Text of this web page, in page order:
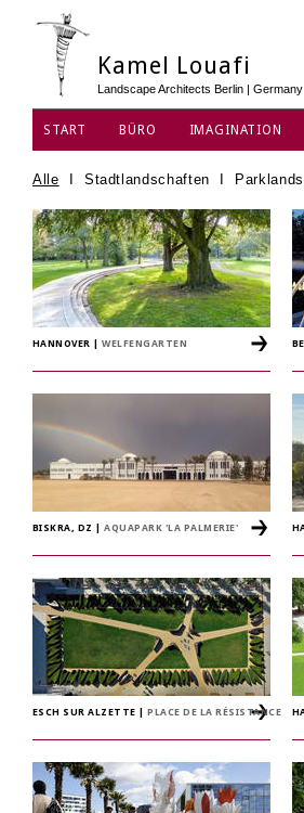
Kamel Louafi
Landscape Architects Berlin | Germany
START BÜRO IMAGINATION
DATENSCHUTZ
Alle Stadtlandschaften
HANNOVER |WELFENGARTEN
BISKRA, DZ |AQUAPARK 'LA PALMERIE'
ESCH SUR ALZETTE |PLACE DE LA RÉSISTANCE